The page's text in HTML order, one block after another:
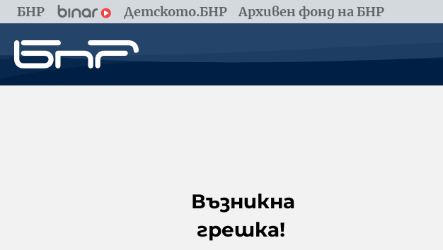
БНР Детското.БНР Архивен фонд на БНР
Възникна
грешка!